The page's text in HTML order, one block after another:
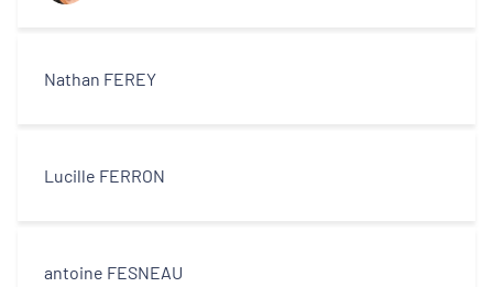
Nathan FEREY
Lucille FERRON
antoine FESNEAU